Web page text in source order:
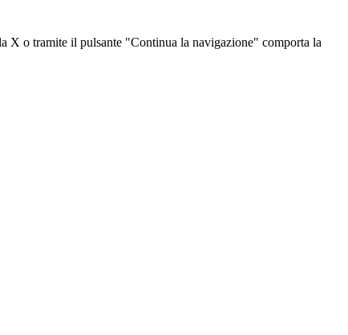
X o tramite il pulsante "Continua la navigazione" comporta la